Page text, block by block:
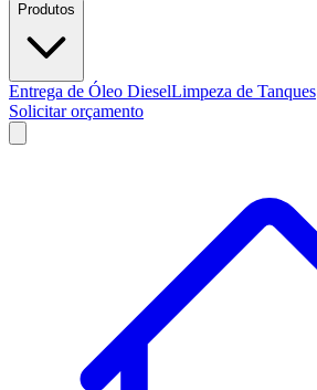
Produtos
Entrega de Óleo DieselLimpeza de Tanques
Solicitar orçamento